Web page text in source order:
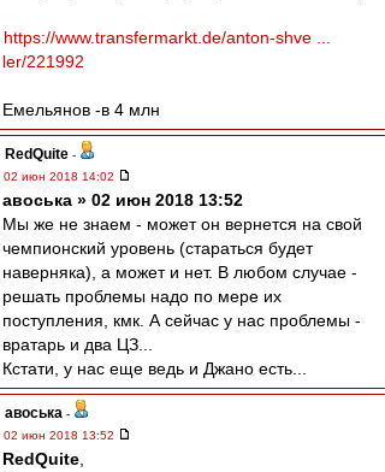
https://www.transfermarkt.de/anton-shve ...
ler/221992
Емельянов -в 4 млн
RedQuite -
02 июн 2018 14:02
авоська » 02 июн 2018 13:52
Мы же не знаем - может он вернется на свой
чемпионский уровень (стараться будет
наверняка), а может и нет. В любом случае -
решать проблемы надо по мере их
поступления, кмк. А сейчас у нас проблемы -
вратарь и два ЦЗ...
Кстати, у нас еще ведь и Джано есть...
авоська -
02 июн 2018 13:52
RedQuite